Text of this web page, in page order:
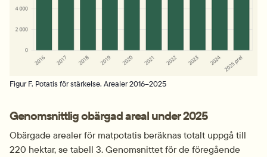
Figur F. Potatis för stärkelse. Arealer 2016–2025
Genomsnittlig obärgad areal under 2025
Obärgade arealer för matpotatis beräknas totalt uppgå till
220 hektar, se tabell 3. Genomsnittet för de föregående